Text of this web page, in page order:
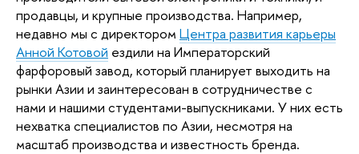
продавцы, и крупные производства. Например,
недавно мы с директором Центра развития карьеры
Анной Котовой ездили на Императорский
фарфоровый завод, который планирует выходить на
рынки Азии и заинтересован в сотрудничестве с
нами и нашими студентами-выпускниками. У них есть
нехватка специалистов по Азии, несмотря на
масштаб производства и известность бренда.